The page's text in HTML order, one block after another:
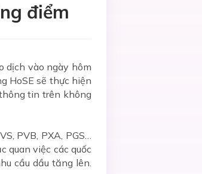
điểm
dịch vào ngày hôm
HoSE sẽ thực hiện
tin trên không
PVB, PXA, PGS…
quan việc các quốc
cầu dầu tăng lên.